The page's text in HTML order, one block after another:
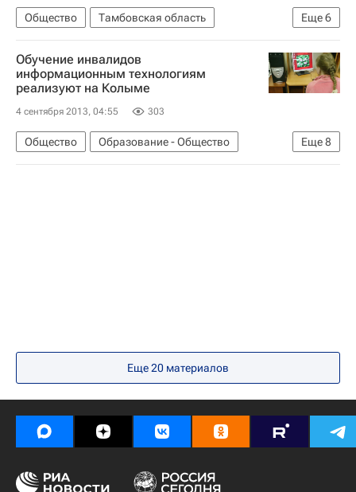
Еще6
Общество
Тамбовская область
Жизнь без преград
Тамбов
Европа
Центральный ФО
Весь мир
Обучение инвалидов
информационным технологиям
реализуют на Колыме
4 сентября 2013, 04:55 303
Еще8
Общество
Образование - Общество
Жизнь без преград
Магаданская область
Еще 20 материалов